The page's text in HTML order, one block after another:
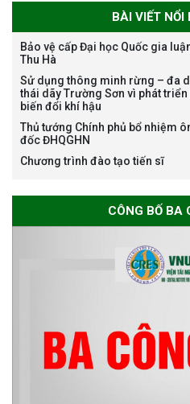
ban
sơ
dự
BÀI VIẾT
Bảo vệ cấp Đại học Quốc gia
Thu Hà
Sử dụng thông minh rừng – đa
thái dãy Trường Sơn vì phát
biến đổi khí hậu
Thủ tướng Chính phủ bổ nhiệm
đốc ĐHQGHN
Chương trình đào tạo tiến sĩ
CÔNG BỐ BA